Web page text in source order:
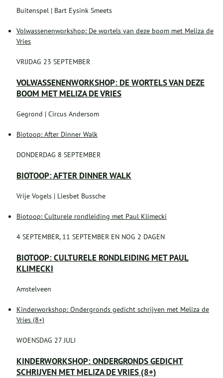
Buitenspel | Bart Eysink Smeets
Volwassenenworkshop: De wortels van deze boom met Meliza de
Vries
VRIJDAG 23 SEPTEMBER
VOLWASSENENWORKSHOP: DE WORTELS VAN DEZE
BOOM MET MELIZA DE VRIES
Gegrond | Circus Andersom
Biotoop: After Dinner Walk
DONDERDAG 8 SEPTEMBER
BIOTOOP: AFTER DINNER WALK
Vrije Vogels | Liesbet Bussche
Biotoop: Culturele rondleiding met Paul Klimecki
4 SEPTEMBER, 11 SEPTEMBER EN NOG 2 DAGEN
BIOTOOP: CULTURELE RONDLEIDING MET PAUL
KLIMECKI
Amstelveen
Kinderworkshop: Ondergronds gedicht schrijven met Meliza de
Vries (8+)
WOENSDAG 27 JULI
KINDERWORKSHOP: ONDERGRONDS GEDICHT
SCHRIJVEN MET MELIZA DE VRIES (8+)